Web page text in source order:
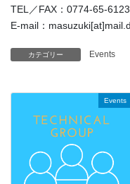
TEL／FAX：0774-65-
E-mail：
カテゴリー Events
Events